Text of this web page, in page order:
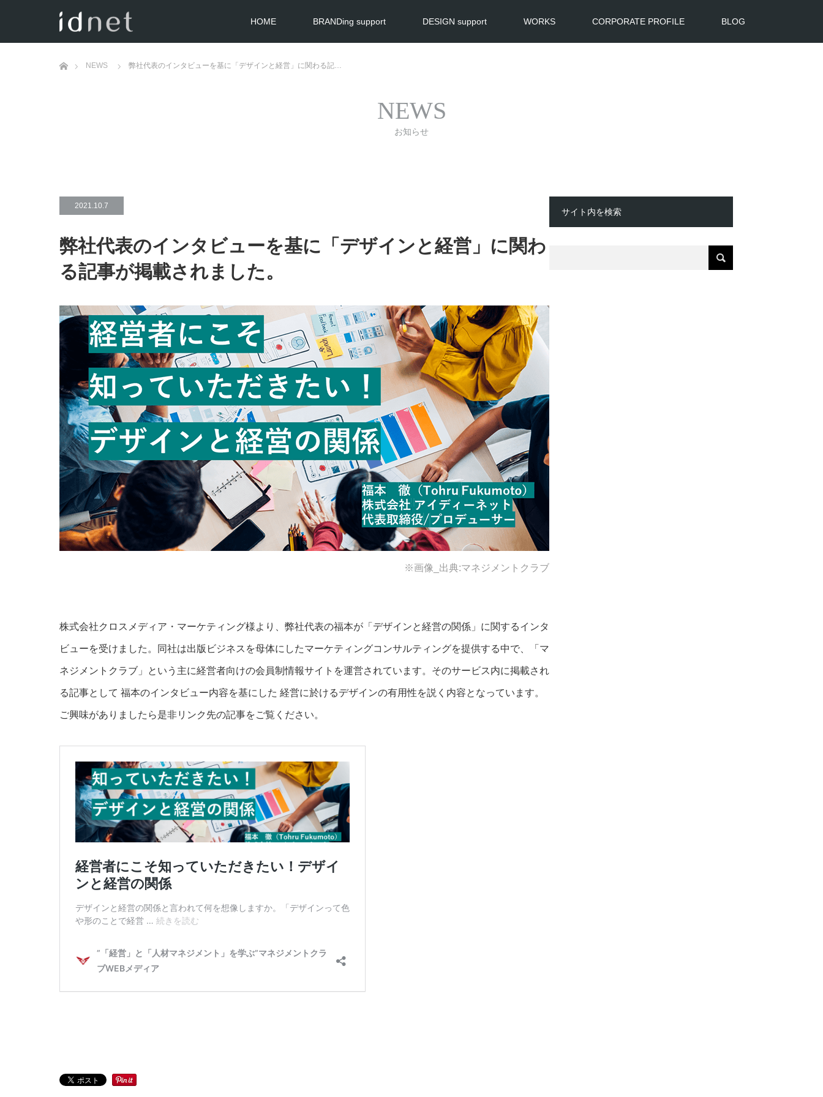
HOME BRANDing support DESIGN support WORKS CORPORATE PROFILE BLOG
NEWS 弊社代表のインタビューを基に「デザインと経営」に関わる記…
NEWS
お知らせ
2021.10.7
弊社代表のインタビューを基に「デザインと経営」に関わ
る記事が掲載されました。
※画像_出典:マネジメントクラブ
株式会社クロスメディア・マーケティング様より、弊社代表の福本が「デザインと経営の関係」に関するインタ
ビューを受けました。同社は出版ビジネスを母体にしたマーケティングコンサルティングを提供する中で、「マ
ネジメントクラブ」という主に経営者向けの会員制情報サイトを運営されています。そのサービス内に掲載され
る記事として 福本のインタビュー内容を基にした 経営に於けるデザインの有用性を説く内容となっています。
ご興味がありましたら是非リンク先の記事をご覧ください。
サイト内を検索